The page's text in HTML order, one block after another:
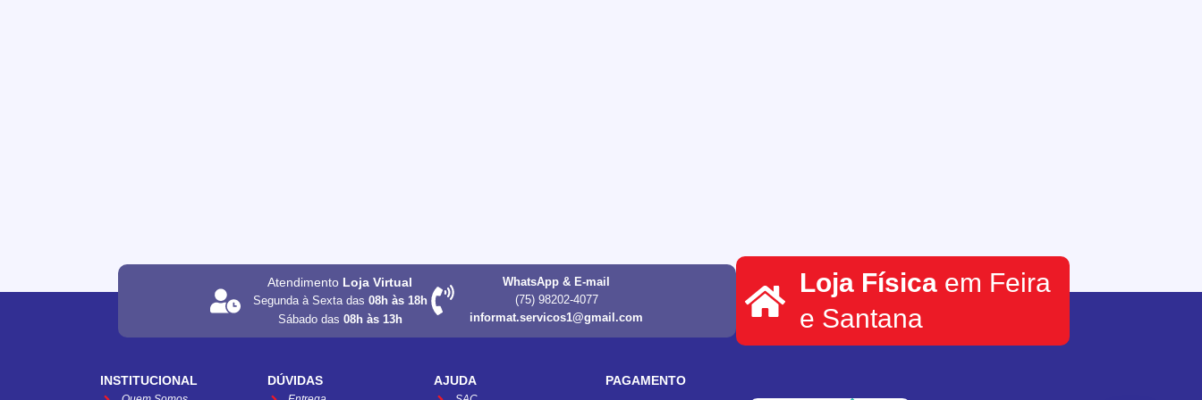
Atendimento Loja Virtual
Segunda à Sexta das 08h às 18h
Sábado das 08h às 13h
WhatsApp & E-mail
(75) 98202-4077
informat.servicos1@gmail.com
Loja Físicaem Feira
e Santana
INSTITUCIONAL DÚVIDAS AJUDA PAGAMENTO